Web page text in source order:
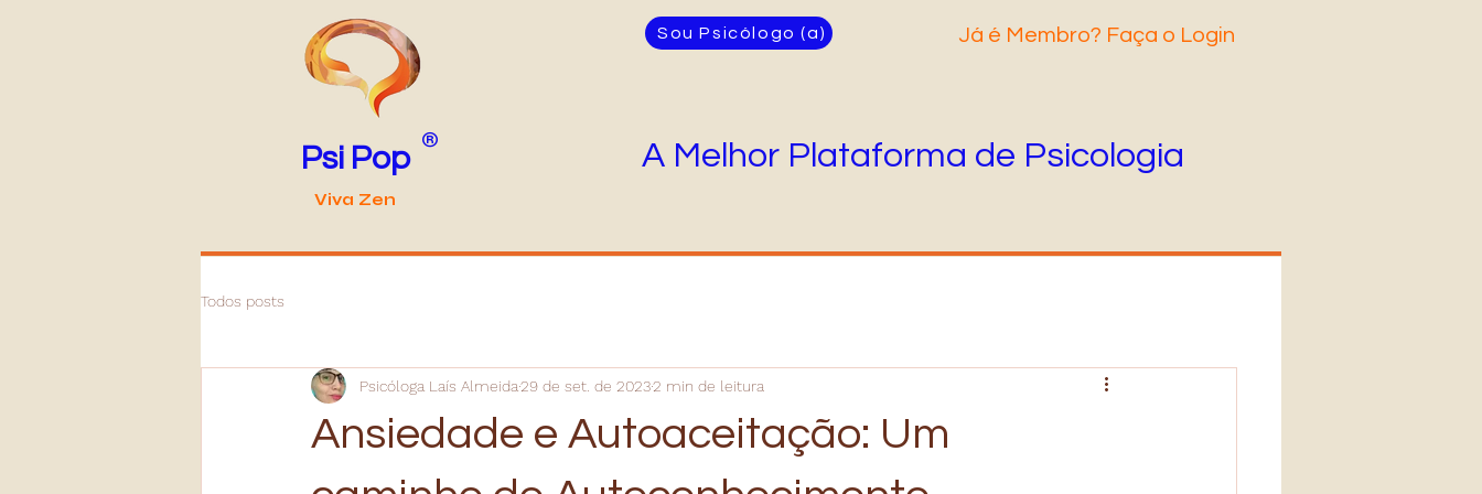
Psi Pop
®
Viva Zen
Sou Psicólogo (a) Já é Membro? Faça o Login
A Melhor Plataforma de Psicologia
Todos posts
Ansiedade e Autoaceitação: Um
Psicóloga Laís Almeida29 de set. de 20232 min de leitura